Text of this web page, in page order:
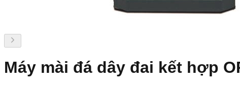
Máy mài đá dây đai kết hợp